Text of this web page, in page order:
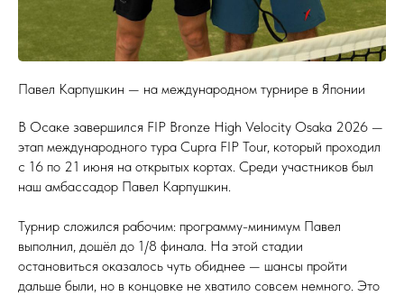
Павел Карпушкин — на международном турнире в Японии
В Осаке завершился FIP Bronze High Velocity Osaka 2026 —
этап международного тура Cupra FIP Tour, который проходил
с 16 по 21 июня на открытых кортах. Среди участников был
наш амбассадор Павел Карпушкин.
Турнир сложился рабочим: программу-минимум Павел
выполнил, дошёл до 1/8 финала. На этой стадии
остановиться оказалось чуть обиднее — шансы пройти
дальше были, но в концовке не хватило совсем немного. Это